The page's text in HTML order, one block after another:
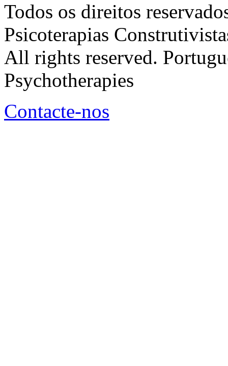
Todos os direitos
Psicoterapias
All rights reserved.
Psychotherapies
Contacte-nos